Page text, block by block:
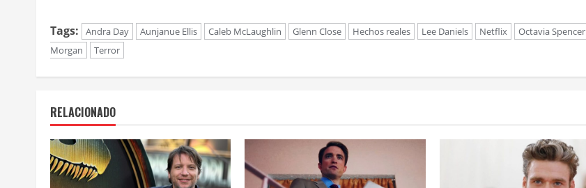
Tags: Andra Day Aunjanue Ellis Caleb McLaughlin Glenn Close Hechos reales Lee Daniels Netflix Octavia Spencer
Morgan
Terror
RELACIONADO